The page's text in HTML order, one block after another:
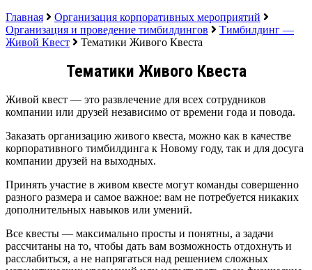
Главная
Организация корпоративных мероприятий
Организация и проведение тимбилдингов
Тимбилдинг —
Живой Квест
Тематики Живого Квеста
Тематики Живого Квеста
Живой квест — это развлечение для всех сотрудников
компании или друзей независимо от времени года и повода.
Заказать организацию живого квеста, можно как в качестве
корпоративного тимбилдинга к Новому году, так и для досуга
компании друзей на выходных.
Принять участие в живом квесте могут команды совершенно
разного размера и самое важное: вам не потребуется никаких
дополнительных навыков или умений.
Все квесты — максимально просты и понятны, а задачи
рассчитаны на то, чтобы дать вам возможность отдохнуть и
расслабиться, а не напрягаться над решением сложных